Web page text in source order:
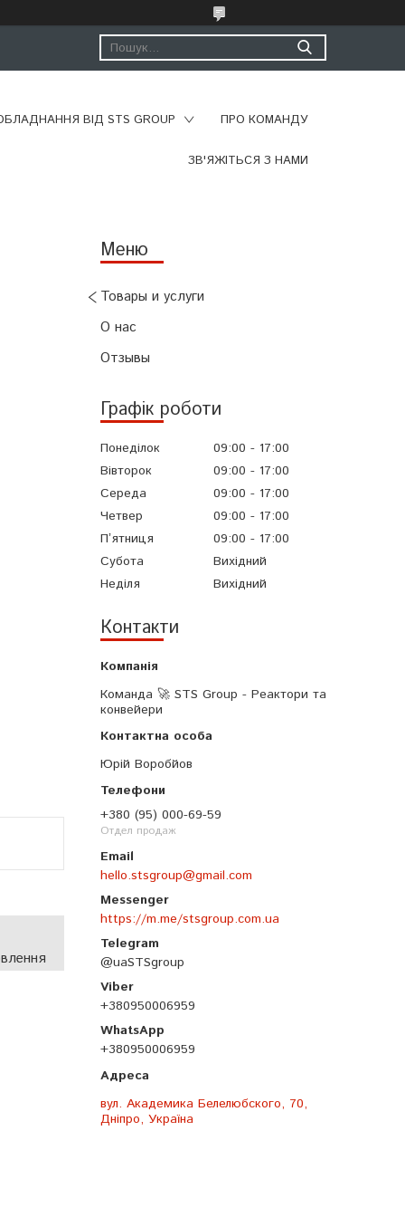
ВІД STS GROUP ПРО КОМАНДУ
ЗВ'ЯЖІТЬСЯ З НАМИ
Товары и услуги
О нас
Отзывы
Графік роботи
Понеділок 09:00
17:00
Вівторок
09:00
17:00
Середа
09:00
17:00
Четвер
09:00
17:00
Пʼятниця
09:00
17:00
Субота
Вихідний
Неділя
Вихідний
Контакти
Команда 🚀 STS Group - Реактори та
конвейери
Юрій Воробйов
+380 (95) 000-69-59
Отдел продаж
hello.stsgroup@gmail.com
https://m.me/stsgroup.com.ua
@uaSTSgroup
+380950006959
+380950006959
вул. Академика Белелюбского, 70,
Дніпро, Україна